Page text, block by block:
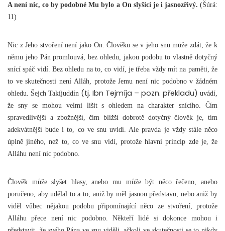
A není nic, co by podobné Mu bylo a On slyšící je i jasnozřivý. (Šúrá:
11)
Nic z Jeho stvoření není jako On. Člověku se v jeho snu může zdát, že k
němu jeho Pán promlouvá, bez ohledu, jakou podobu to vlastně dotyčný
snící spáč vidí. Bez ohledu na to, co vidí, je třeba vždy mít na paměti, že
to ve skutečnosti není Alláh, protože Jemu není nic podobno v žádném
ohledu. Šejch Takíjuddín (tj. Ibn Tejmíja – pozn. překladu) uvádí,
že sny se mohou velmi lišit s ohledem na charakter snícího. Čím
spravedlivější a zbožnější, čím bližší dobrotě dotyčný člověk je, tím
adekvátnější bude i to, co ve snu uvidí. Ale pravda je vždy stále něco
úplně jiného, než to, co ve snu vidí, protože hlavní princip zde je, že
Alláhu není nic podobno.
Člověk může slyšet hlasy, anebo mu může být něco řečeno, anebo
poručeno, aby udělal to a to, aniž by měl jasnou představu, nebo aniž by
viděl vůbec nějakou podobu připomínající něco ze stvoření, protože
Alláhu přece není nic podobno. Někteří lidé si dokonce mohou i